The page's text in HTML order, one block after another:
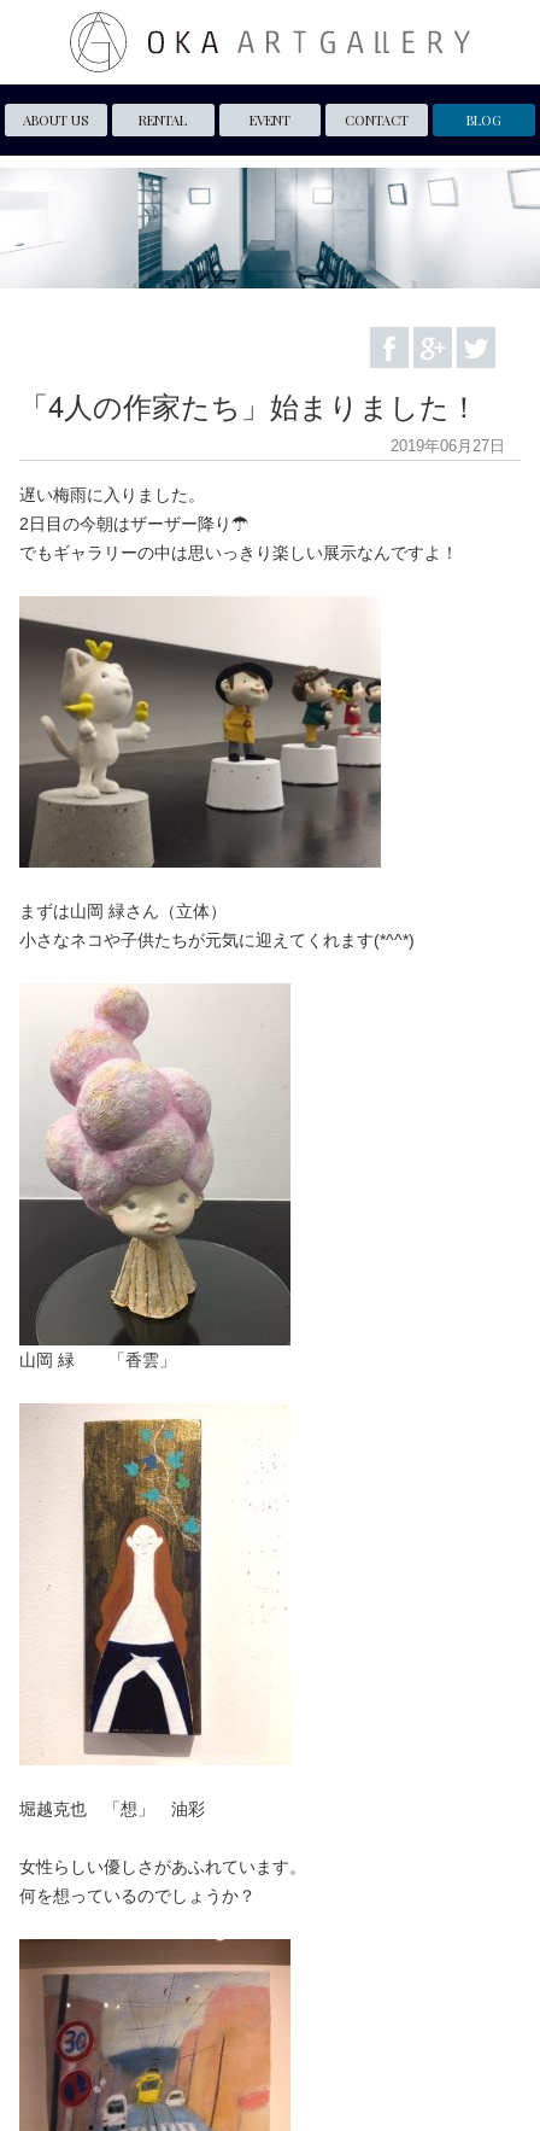
ABOUT US RENTAL EVENT CONTACT BLOG
「4人の作家たち」始まりました！
2019年06月27日
遅い梅雨に入りました。
2日目の今朝はザーザー降り☂
でもギャラリーの中は思いっきり楽しい展示なんですよ！
まずは山岡 緑さん（立体）
小さなネコや子供たちが元気に迎えてくれます(*^^*)
山岡 緑 「香雲」
堀越克也 「想」 油彩
女性らしい優しさがあふれています。
何を想っているのでしょうか？